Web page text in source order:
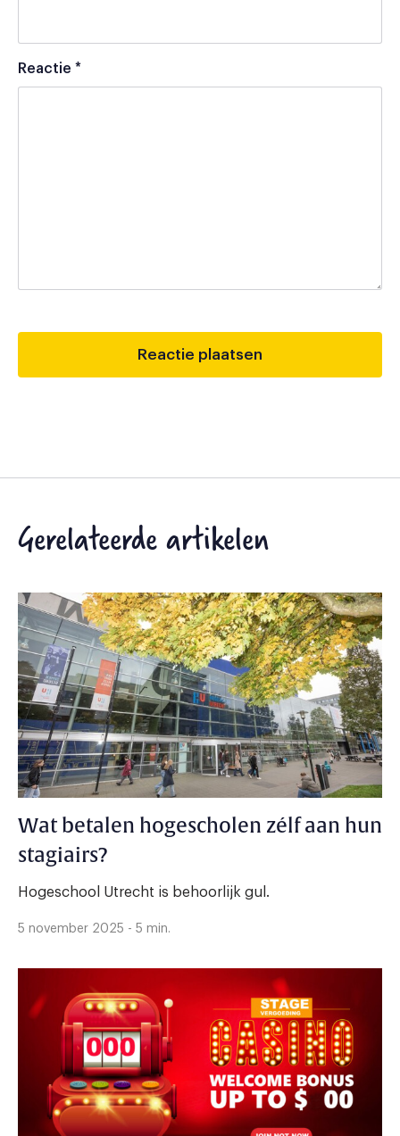
Reactie *
Gerelateerde artikelen
Wat betalen hogescholen zélf aan hun
stagiairs?
Hogeschool Utrecht is behoorlijk gul.
5 november 2025 - 5 min.